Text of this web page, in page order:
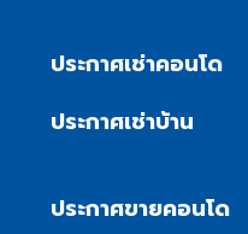
ประกาศเช่าคอนโด
ประกาศเช่าบ้าน
ประกาศขายคอนโด